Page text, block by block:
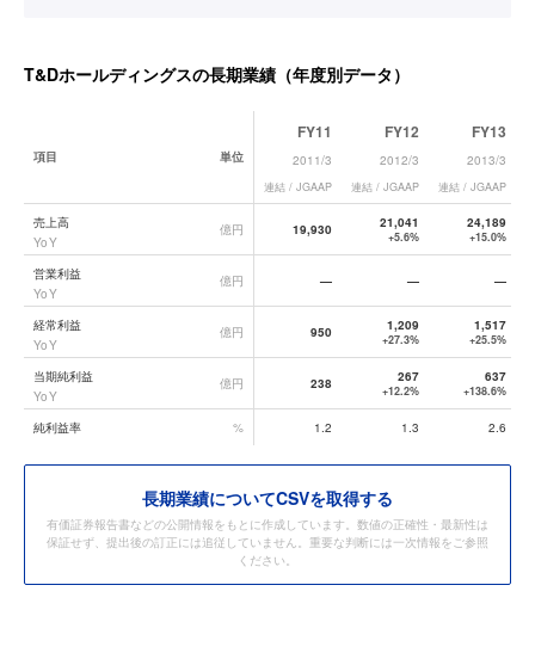
T&Dホールディングスの長期業績（年度別データ）
T&Dホールディングス
項目 単位
FY11
2011/3
連結 / JGAAP
FY12
2012/3
連結 / JGAAP
FY13
2013/3
連結 / JGAAP
売上高
YoY
億円 19,930 21,041
+5.6%
24,189
+15.0%
営業利益
YoY
億円 — — —
経常利益
YoY
億円 950 1,209
+27.3%
1,517
+25.5%
当期純利益
YoY
億円 238 267
+12.2%
637
+138.6%
純利益率 % 1.2 1.3 2.6
長期業績についてCSVを取得する
有価証券報告書などの公開情報をもとに作成しています。数値の正確性・最新性は
保証せず、提出後の訂正には追従していません。重要な判断には一次情報をご参照
ください。